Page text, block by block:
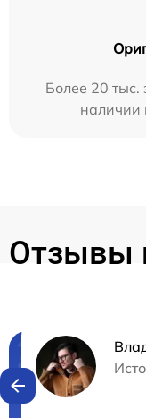
Более 20 тыс.
наличии
Отзывы
Нужна